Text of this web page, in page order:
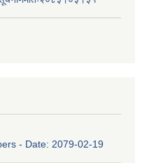
- Date: 2079-02-19